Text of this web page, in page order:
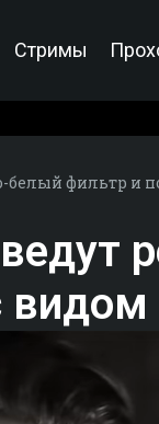
Стримы
белый фильтр и